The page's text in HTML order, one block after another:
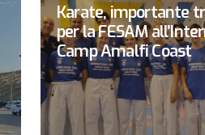
Karate, importante
per la FESAM
Camp Amalfi Coast